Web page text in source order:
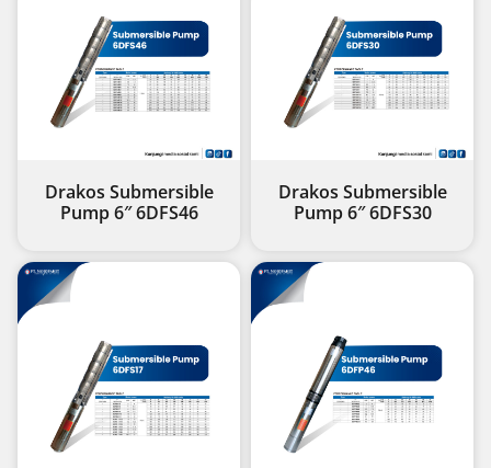
Drakos Submersible
Pump 6″ 6DFS46
Drakos Submersible
Pump 6″ 6DFS30